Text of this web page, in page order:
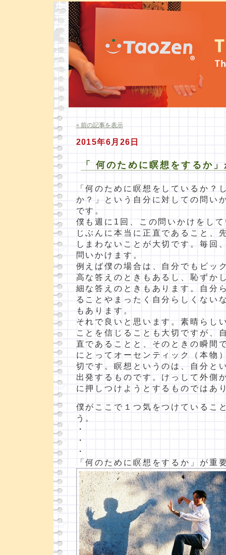
« 前の記事を表示
2015年6月26日
「 何のために瞑想をするか
「何のために瞑想をしているか？
か？」という自分に対しての問い
です。
僕も週に1回、この問いかけをし
じぶんに本当に正直であること、
しまわないことが大切です。毎回
問いかけます。
例えば僕の場合は、自分でもビッ
高な答えのときもあるし、恥ずか
細な答えのときもあります。自分
ることやまったく自分らしくない
もあります。
それで良いと思います。素晴らし
ことを信じることも大切ですが、
直であることと、そのときの瞬間
にとってオーセンティック（本物
切です。瞑想というのは、自分と
出発するものです。けっして外側
に押しつけようとするものではあ
僕がここで１つ気をつけているこ
う。
・
・
・
「何のために瞑想をするか」が